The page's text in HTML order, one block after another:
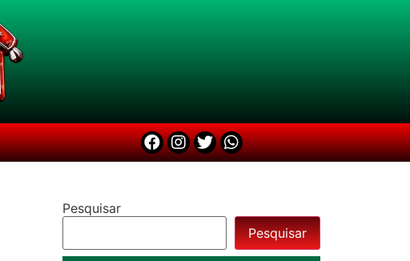
Pesquisar
Pesquisar